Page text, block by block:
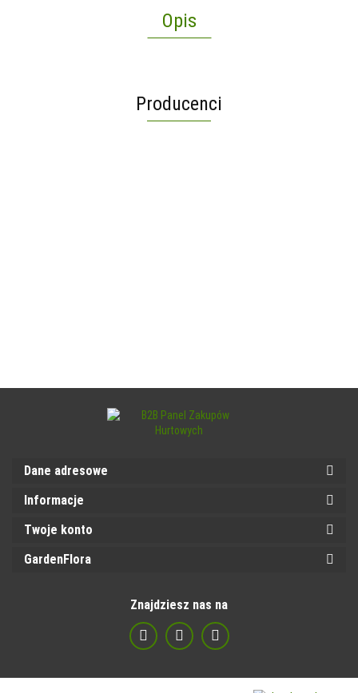
Opis
Producenci
Dane adresowe
Informacje
Twoje konto
GardenFlora
Znajdziesz nas na